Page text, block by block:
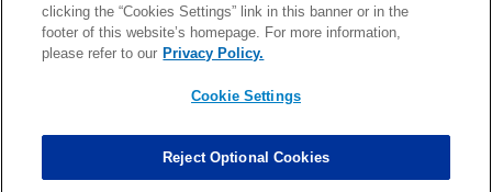
TOP お問い合わせ FAQ
PHOTO BY AP Images / PHOTO BY Getty Images
clicking the “Cookies Settings” link in this banner or in the
footer of this website’s homepage. For more information,
please refer to our Privacy Policy.
Cookie Settings
Reject Optional Cookies